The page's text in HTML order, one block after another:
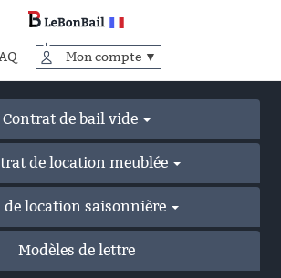
Mon compte ▼
Contrat de bail vide
de location meublée
de location saisonnière
Modèles de lettre